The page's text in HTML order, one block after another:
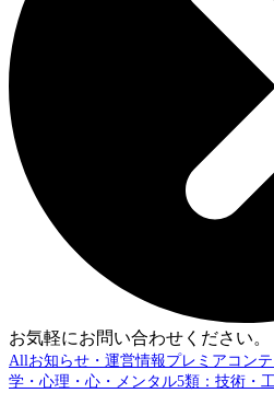
お気軽にお問い合わせください。
Allお知らせ・運営情報プレミアコン
学・心理・心・メンタル5類：技術・